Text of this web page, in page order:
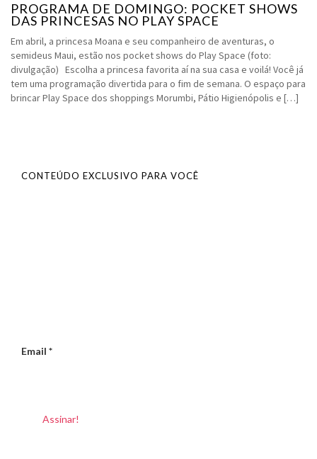
PROGRAMA DE DOMINGO: POCKET SHOWS
DAS PRINCESAS NO PLAY SPACE
Em abril, a princesa Moana e seu companheiro de aventuras, o
semideus Maui, estão nos pocket shows do Play Space (foto:
divulgação) Escolha a princesa favorita aí na sua casa e voilá! Você já
tem uma programação divertida para o fim de semana. O espaço para
brincar Play Space dos shoppings Morumbi, Pátio Higienópolis e […]
CONTEÚDO EXCLUSIVO PARA VOCÊ
Email *